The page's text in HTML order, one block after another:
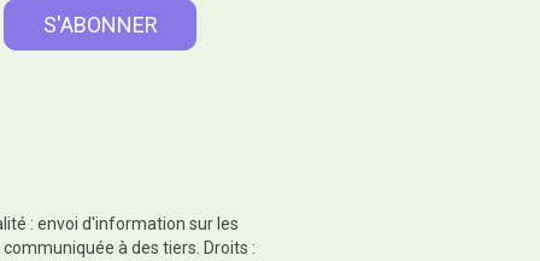
: envoi d'information sur les
à des tiers. Droits :